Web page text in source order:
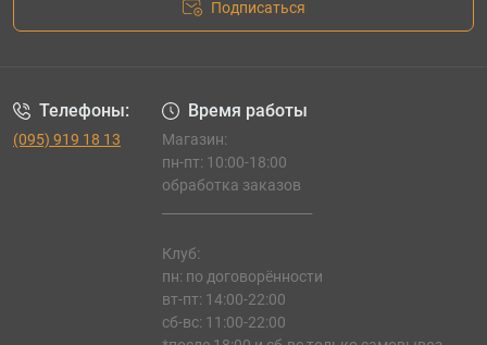
Подписаться
Телефоны:
(095) 919 18 13
Время работы
Магазин:
пн-пт: 10:00-18:00
обработка заказов
Клуб:
пн: по договорённости
вт-пт: 14:00-22:00
сб-вс: 11:00-22:00